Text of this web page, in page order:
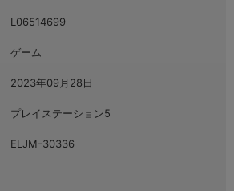
L06514699
ゲーム
2023年09月28日
プレイステーション5
ELJM-30336